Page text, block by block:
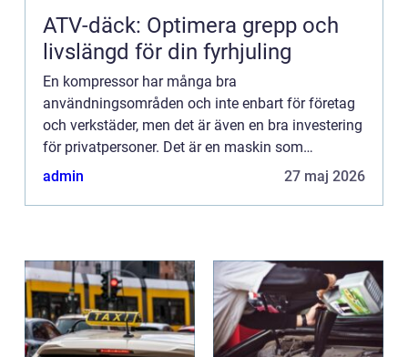
ATV-däck: Optimera grepp och
livslängd för din fyrhjuling
En kompressor har många bra
användningsområden och inte enbart för företag
och verkstäder, men det är även en bra investering
för privatpersoner. Det är en maskin som
komprimerar luften och den kan också
admin 27 maj 2026